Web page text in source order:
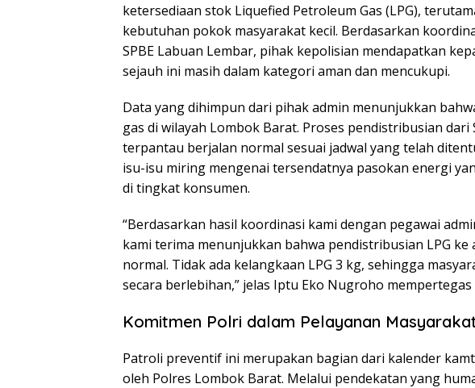
ketersediaan stok Liquefied Petroleum Gas (LPG),
kebutuhan pokok masyarakat kecil. Berdasarkan
SPBE Labuan Lembar, pihak kepolisian mendapatkan
sejauh ini masih dalam kategori aman dan mencukupi.
Data yang dihimpun dari pihak admin menunjukkan
gas di wilayah Lombok Barat. Proses pendistribusian dari
terpantau berjalan normal sesuai jadwal yang telah
isu-isu miring mengenai tersendatnya pasokan energi
di tingkat konsumen.
“Berdasarkan hasil koordinasi kami dengan pegawai
kami terima menunjukkan bahwa pendistribusian LPG ke
normal. Tidak ada kelangkaan LPG 3 kg, sehingga
secara berlebihan,” jelas Iptu Eko Nugroho
Komitmen Polri dalam Pelayanan
Patroli preventif ini merupakan bagian dari kalender
oleh Polres Lombok Barat. Melalui pendekatan yang